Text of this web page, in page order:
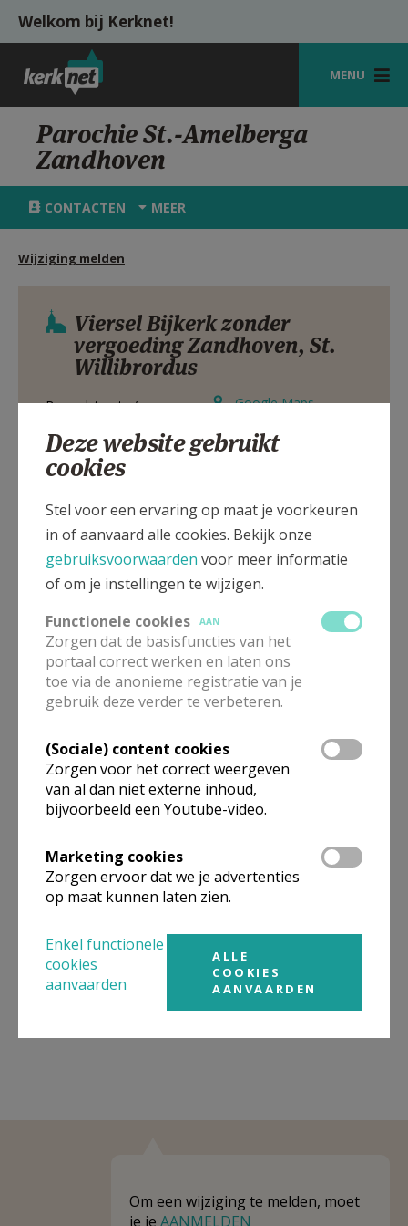
Overslaan en naar de inhoud gaan
Welkom bij Kerknet!
MENU
STARTPAGINA
KERK
VIERINGEN
HULP
MIJN PAROCHIE
AANMELDEN OF REGISTREREN
Parochie St.-Amelberga
Zandhoven
CONTACTEN MEER
Wijziging melden
Viersel Bijkerk zonder
vergoeding Zandhoven, St.
Willibrordus
Beemdstraat z/n
Google Maps
Beemdstraat z/n, 2240 Viersel
Voor deze kerk zijn er momenteel geen vieringen beschikbaar.
Wens je meer informatie, neem dan contact op met deze
organisatie via hun contacten.
Omgeving
Niet gevonden wat je zocht? Hier vind je
organisaties, in de buurt.
Kerken in of nabij
Viersel
Om een wijziging te melden, moet
je je AANMELDEN
Deze website gebruikt
cookies
Stel voor een ervaring op maat je voorkeuren
in of aanvaard alle cookies. Bekijk onze
gebruiksvoorwaarden voor meer informatie
of om je instellingen te wijzigen.
Functionele cookies
AAN
Zorgen dat de basisfuncties van het
portaal correct werken en laten ons
toe via de anonieme registratie van je
gebruik deze verder te verbeteren.
(Sociale) content cookies
Zorgen voor het correct weergeven
van al dan niet externe inhoud,
bijvoorbeeld een Youtube-video.
Marketing cookies
Zorgen ervoor dat we je advertenties
op maat kunnen laten zien.
Enkel functionele
cookies
aanvaarden
ALLE
COOKIES
AANVAARDEN